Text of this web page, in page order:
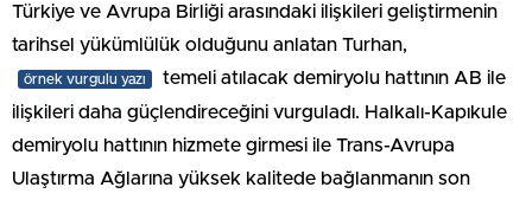
Türkiye ve Avrupa Birliği arasındaki ilişkileri geliştirmenin
tarihsel yükümlülük olduğunu anlatan Turhan,
örnek vurgulu yazı
temeli atılacak demiryolu hattının AB ile
ilişkileri daha güçlendireceğini vurguladı. Halkalı-Kapıkule
demiryolu hattının hizmete girmesi ile Trans-Avrupa
Ulaştırma Ağlarına yüksek kalitede bağlanmanın son